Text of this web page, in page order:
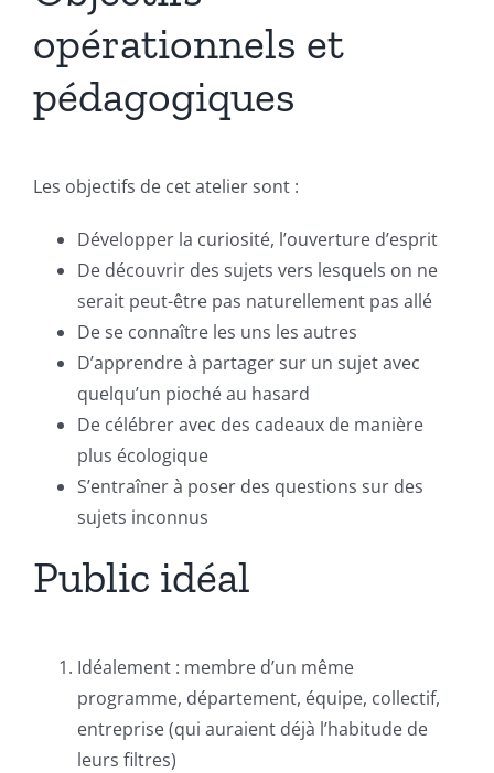
opérationnels et
pédagogiques
Les objectifs de cet atelier sont :
Développer la curiosité, l’ouverture d’esprit
De découvrir des sujets vers lesquels on ne
serait peut-être pas naturellement pas allé
De se connaître les uns les autres
D’apprendre à partager sur un sujet avec
quelqu’un pioché au hasard
De célébrer avec des cadeaux de manière
plus écologique
S’entraîner à poser des questions sur des
sujets inconnus
Public idéal
Idéalement : membre d’un même
programme, département, équipe, collectif,
entreprise (qui auraient déjà l’habitude de
leurs filtres)